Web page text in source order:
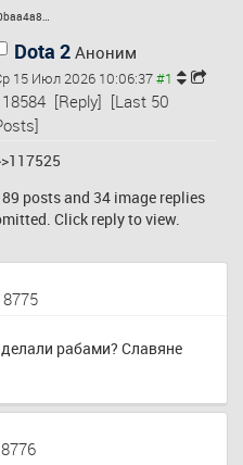
Dota 2 Аноним
15 Июл 2026 10:06:37
[Reply] [Last 50
posts and 34 image replies
Click reply to view.
рабами? Славяне